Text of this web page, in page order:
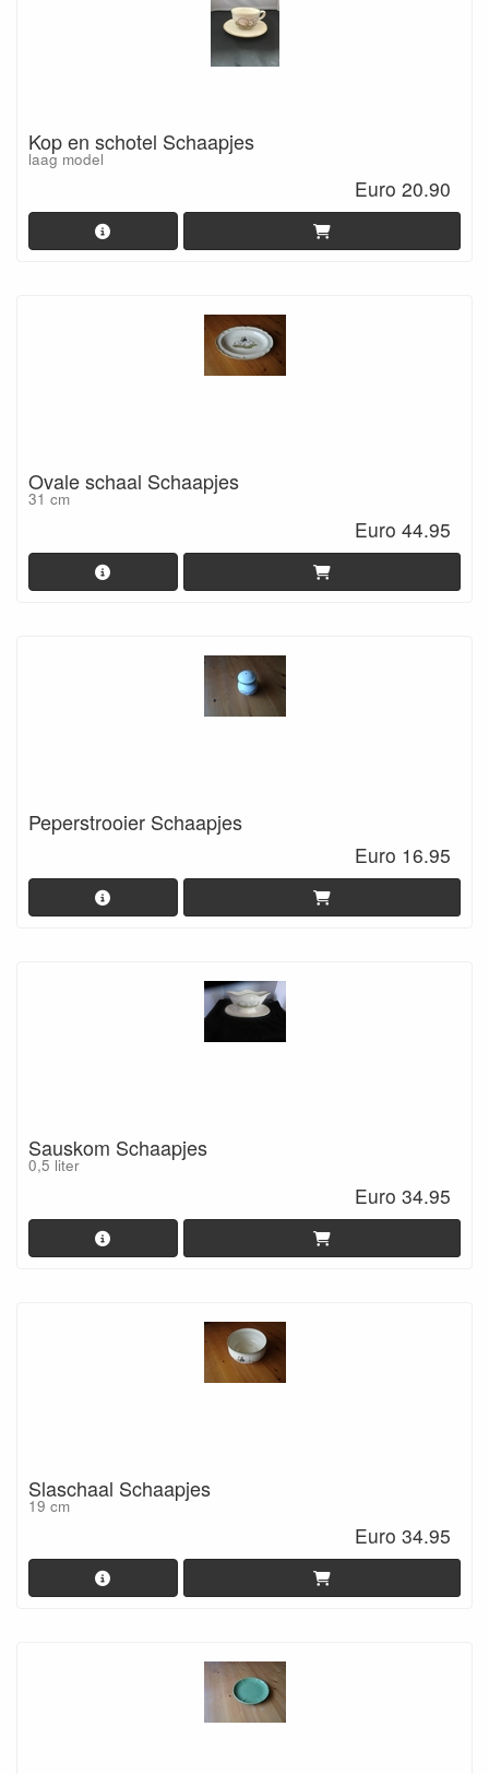
Kop en schotel Schaapjes
laag model
Euro 20.90
Ovale schaal Schaapjes
31 cm
Euro 44.95
Peperstrooier Schaapjes
Euro 16.95
Sauskom Schaapjes
0,5 liter
Euro 34.95
Slaschaal Schaapjes
19 cm
Euro 34.95